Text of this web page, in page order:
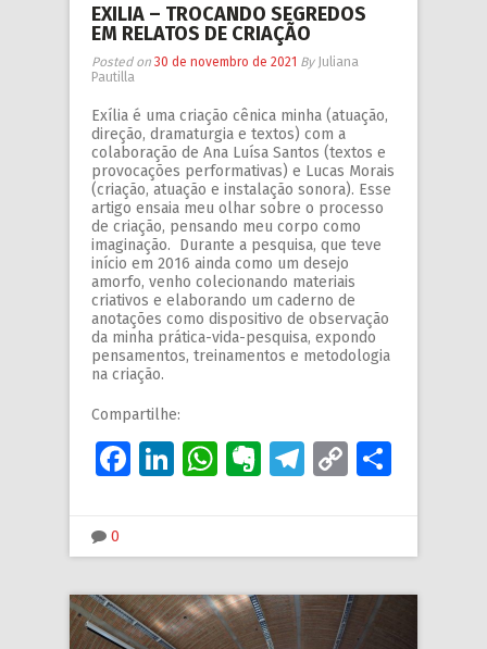
EXILIA – TROCANDO SEGREDOS
EM RELATOS DE CRIAÇÃO
Posted on 30 de novembro de 2021 By Juliana
Pautilla
Exília é uma criação cênica minha (atuação,
direção, dramaturgia e textos) com a
colaboração de Ana Luísa Santos (textos e
provocações performativas) e Lucas Morais
(criação, atuação e instalação sonora). Esse
artigo ensaia meu olhar sobre o processo
de criação, pensando meu corpo como
imaginação. Durante a pesquisa, que teve
início em 2016 ainda como um desejo
amorfo, venho colecionando materiais
criativos e elaborando um caderno de
anotações como dispositivo de observação
da minha prática-vida-pesquisa, expondo
pensamentos, treinamentos e metodologia
na criação.
Compartilhe:
Facebook
LinkedIn
WhatsApp
Evernote
Telegram
Copy
0